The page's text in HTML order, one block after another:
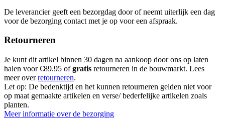
De leverancier geeft een bezorgdag door of neemt uiterlijk een dag
voor de bezorging contact met je op voor een afspraak.
Retourneren
Je kunt dit artikel binnen 30 dagen na aankoop door ons op laten
halen voor €89.95 ofgratis retourneren in de bouwmarkt. Lees
meer overretourneren.
Let op: De bedenktijd en het kunnen retourneren gelden niet voor
op maat gemaakte artikelen en verse/ bederfelijke artikelen zoals
planten.
Meer informatie over de bezorging